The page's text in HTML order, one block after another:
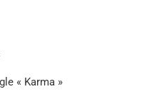
« Karma »